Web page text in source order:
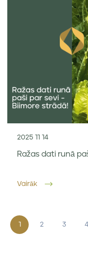
2025 11 14
Ražas dati runā
Vairāk
1 2 3 4